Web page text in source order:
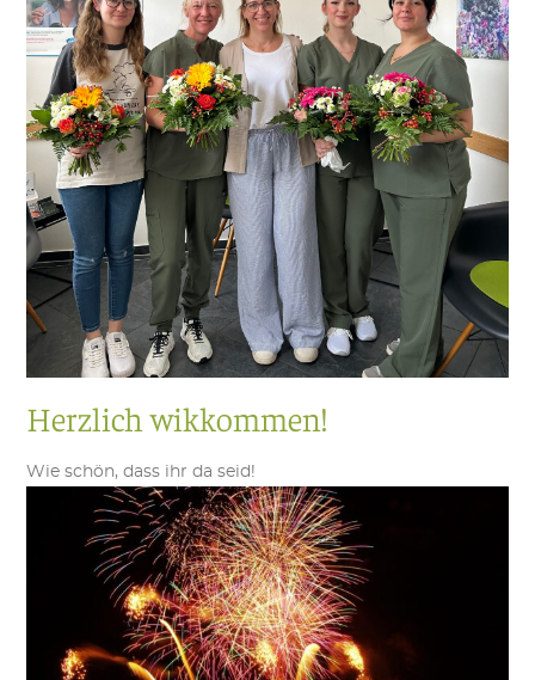
Herzlich wikkommen!
Wie schön, dass ihr da seid!